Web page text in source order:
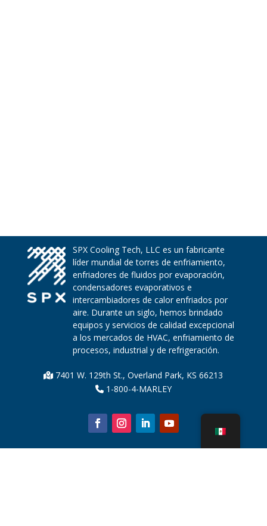
SPX Cooling Tech, LLC es un fabricante
líder mundial de torres de enfriamiento,
enfriadores de fluidos por evaporación,
condensadores evaporativos e
intercambiadores de calor enfriados por
aire. Durante un siglo, hemos brindado
equipos y servicios de calidad excepcional
a los mercados de HVAC, enfriamiento de
procesos, industrial y de refrigeración.
7401 W. 129th St., Overland Park, KS 66213
1-800-4-MARLEY